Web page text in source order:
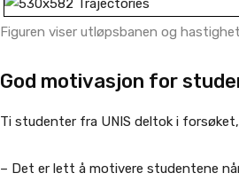
Figuren viser utløpsbanen og
God motivasjon for
Ti studenter fra UNIS deltok i
– Det er lett å motivere studentene